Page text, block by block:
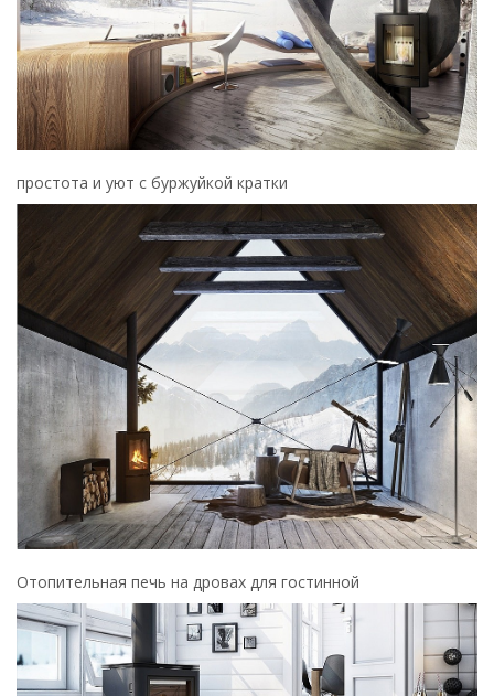
простота и уют с буржуйкой кратки
Отопительная печь на дровах для гостинной